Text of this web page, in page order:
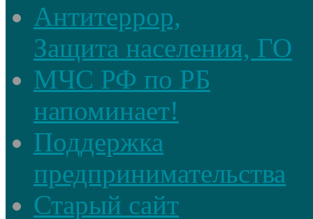
Антитеррор,
Защита населения, ГО
МЧС РФ по РБ
напоминает!
Поддержка
предпринимательства
Старый сайт